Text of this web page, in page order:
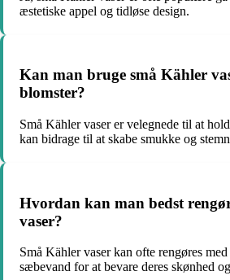
æstetiske appel og tidløse design.
Kan man bruge små Kähler
blomster?
Små Kähler vaser er velegnede til at
kan bidrage til at skabe smukke og
Hvordan kan man bedst
vaser?
Små Kähler vaser kan ofte rengøres
sæbevand for at bevare deres skønhed